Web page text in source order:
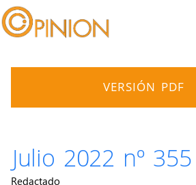
VERSIÓN PDF
Julio 2022 nº 355
Redactado